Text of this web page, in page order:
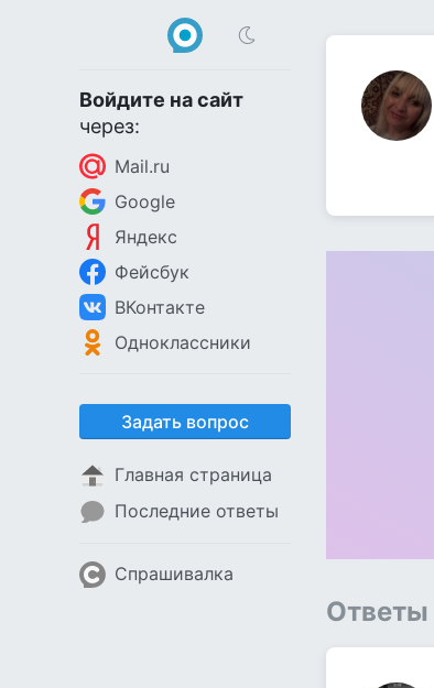
Войдите на сайт
через:
Mail.ru
Google
Яндекс
Фейсбук
ВКонтакте
Одноклассники
Задать вопрос
Главная страница
Последние ответы
Спрашивалка
Ответы